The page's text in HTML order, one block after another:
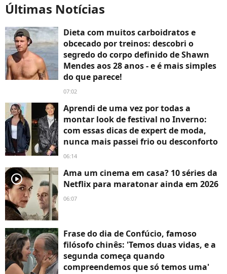
Últimas Notícias
Dieta com muitos carboidratos e
obcecado por treinos: descobri o
segredo do corpo definido de Shawn
Mendes aos 28 anos - e é mais simples
do que parece!
07:02
Aprendi de uma vez por todas a
montar look de festival no Inverno:
com essas dicas de expert de moda,
nunca mais passei frio ou desconforto
06:14
player2
Ama um cinema em casa? 10 séries da
Netflix para maratonar ainda em 2026
06:07
Frase do dia de Confúcio, famoso
filósofo chinês: 'Temos duas vidas, e a
segunda começa quando
compreendemos que só temos uma'